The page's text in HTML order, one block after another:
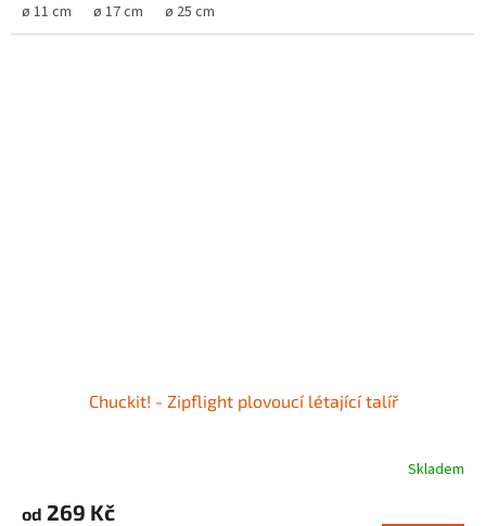
ø 11 cm
ø 17 cm ø 25 cm
Chuckit! - Zipflight plovoucí létající talíř
Skladem
od 269 Kč